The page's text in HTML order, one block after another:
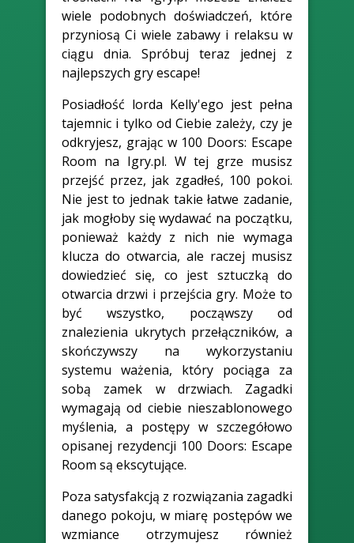
wiele podobnych doświadczeń, które
przyniosą Ci wiele zabawy i relaksu w
ciągu dnia. Spróbuj teraz jednej z
najlepszych gry escape!
Posiadłość lorda Kelly'ego jest pełna
tajemnic i tylko od Ciebie zależy, czy je
odkryjesz, grając w 100 Doors: Escape
Room na Igry.pl. W tej grze musisz
przejść przez, jak zgadłeś, 100 pokoi.
Nie jest to jednak takie łatwe zadanie,
jak mogłoby się wydawać na początku,
ponieważ każdy z nich nie wymaga
klucza do otwarcia, ale raczej musisz
dowiedzieć się, co jest sztuczką do
otwarcia drzwi i przejścia gry. Może to
być wszystko, począwszy od
znalezienia ukrytych przełączników, a
skończywszy na wykorzystaniu
systemu ważenia, który pociąga za
sobą zamek w drzwiach. Zagadki
wymagają od ciebie nieszablonowego
myślenia, a postępy w szczegółowo
opisanej rezydencji 100 Doors: Escape
Room są ekscytujące.
Poza satysfakcją z rozwiązania zagadki
danego pokoju, w miarę postępów we
wzmiance otrzymujesz również